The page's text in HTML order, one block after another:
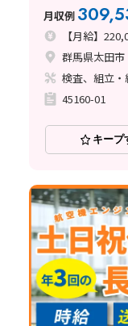
月収例
【月給】
群馬県太田市
45160-01
キープ